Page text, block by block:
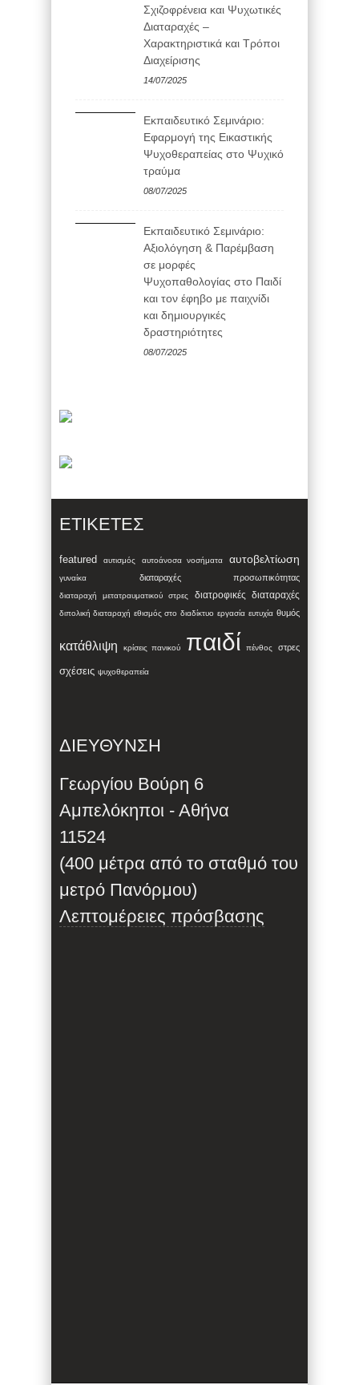
Σχιζοφρένεια και Ψυχωτικές
Διαταραχές –
Χαρακτηριστικά και Τρόποι
Διαχείρισης
14/07/2025
Εκπαιδευτικό Σεμινάριο:
Εφαρμογή της Εικαστικής
Ψυχοθεραπείας στο Ψυχικό
τραύμα
08/07/2025
Εκπαιδευτικό Σεμινάριο:
Αξιολόγηση & Παρέμβαση
σε μορφές
Ψυχοπαθολογίας στο Παιδί
και τον έφηβο με παιχνίδι
και δημιουργικές
δραστηριότητες
08/07/2025
ΕΤΙΚΈΤΕΣ
featured αυτισμός αυτοάνοσα νοσήματα αυτοβελτίωση
γυναίκα διαταραχές προσωπικότητας
διαταραχή μετατραυματικού στρες διατροφικές διαταραχές
διπολική διαταραχή εθισμός στο διαδίκτυο εργασία ευτυχία θυμός
κατάθλιψη κρίσεις πανικού παιδί πένθος στρες
σχέσεις ψυχοθεραπεία
ΔΙΕΥΘΥΝΣΗ
Γεωργίου Βούρη 6
Αμπελόκηποι - Αθήνα
11524
(400 μέτρα από το σταθμό του
μετρό Πανόρμου)
Λεπτομέρειες πρόσβασης